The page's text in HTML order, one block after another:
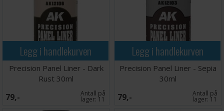
Legg i handlekurven
Precision Panel Liner - Dark
Rust 30ml
79,- Antall på
lager: 11
Legg i handlekurven
Precision Panel Liner - Sepia
30ml
79,- Antall på
lager: 11